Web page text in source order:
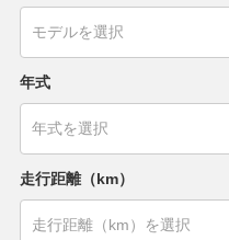
年式
走行距離（km）